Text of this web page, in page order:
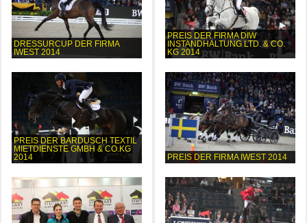
DRESSURCUP DER FIRMA
IWEST 2014
PREIS DER BARDUSCH TEXTIL
MIETDIENSTE GMBH & CO.KG
2014
PREIS DER FIRMA DIW
INSTANDHALTUNG LTD. & CO.
KG 2014
PREIS DER FIRMA IWEST 2014